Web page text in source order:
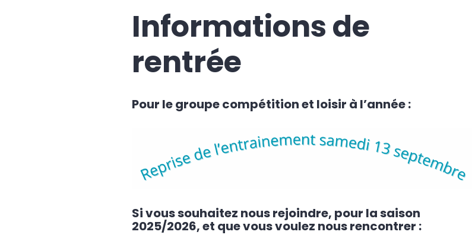
Informations de
rentrée
Pour le groupe compétition et loisir à l’année :
Si vous souhaitez nous rejoindre, pour la saison
2025/2026, et que vous voulez nous rencontrer :